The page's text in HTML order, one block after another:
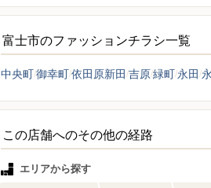
富士市のファッションチラシ一覧
中央町御幸町依田原新田 吉原緑町 永田
この店舗へのその他の経路
エリアから探す